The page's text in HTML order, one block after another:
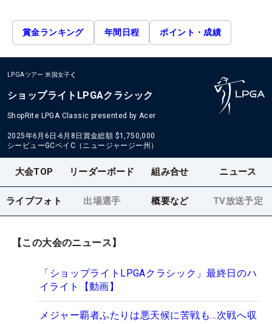
賞金ランキング 年間日程 ポイント・成績
LPGAツアー 米国女子
ショップライトLPGAクラシック
ShopRite LPGA Classic presented by Acer
2025年6月6日-6月8日 賞金総額 $1,750,000
シービューGCベイC（ニュージャージー州）
大会TOP リーダーボード 組み合せ ニュース
ライブフォト 出場選手 概要など TV放送予定
【この大会のニュース】
「ショップライトLPGAクラシック」最終日のハ
イライト【動画】
メジャー覇者ふたりは悪天候に苦戦も…次戦へ収